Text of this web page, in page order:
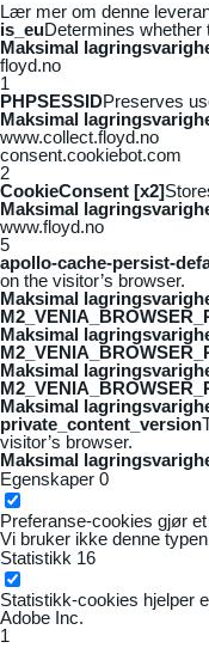
Lær mer om denne
is_euDetermines whether
Maksimal
floyd.no
1
PHPSESSIDPreserves
Maksimal
www.collect.floyd.no
consent.cookiebot.com
2
CookieConsent [x2]
Maksimal
www.floyd.no
5
apollo-cache-persist-
on the visitor’s browser.
Maksimal
Maksimal
Maksimal
Maksimal
private_content_version
visitor’s browser.
Maksimal
Egenskaper 0
Preferanse-cookies gjør
Vi bruker ikke denne
Statistikk 16
Statistikk-cookies hjelper
Adobe Inc.
1